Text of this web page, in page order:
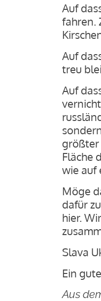
Auf
fahren.
Auf
treu
Auf
größter
Fläche
wie auf
Möge
dafür
hier.
Slava
Ein
Aus